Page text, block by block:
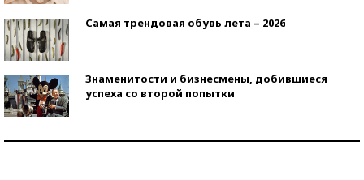
Самая трендовая обувь лета – 2026
Знаменитости и бизнесмены, добившиеся
успеха со второй попытки